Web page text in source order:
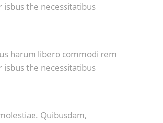
the necessitatibus
harum libero commodi rem
the necessitatibus
Quibusdam,